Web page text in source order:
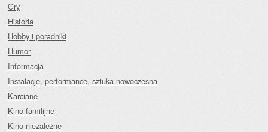
Gry
Historia
Hobby i poradniki
Humor
Informacja
Instalacje, performance, sztuka nowoczesna
Karciane
Kino familijne
Kino niezależne